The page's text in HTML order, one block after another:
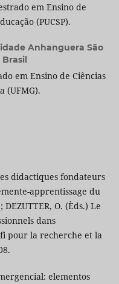
em Ensino de
(PUCSP).
Anhanguera São
Brasil
em Ensino de Ciências
(UFMG).
didactiques fondateurs
apprentissage du
O. (Èds.) Le
dans
pour la recherche et la
elementos